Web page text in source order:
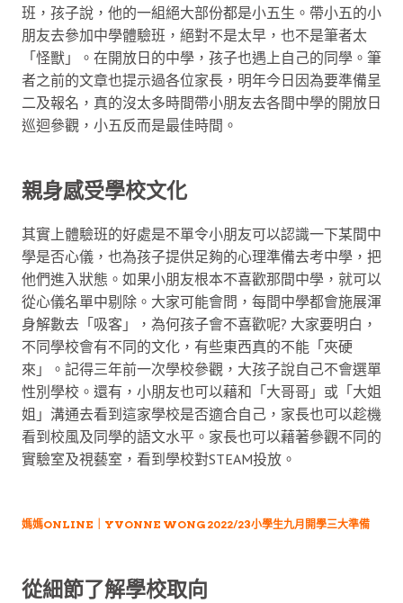
班，孩子說，他的一組絕大部份都是小五生。帶小五的小
朋友去參加中學體驗班，絕對不是太早，也不是筆者太
「怪獸」。在開放日的中學，孩子也遇上自己的同學。筆
者之前的文章也提示過各位家長，明年今日因為要準備呈
二及報名，真的沒太多時間帶小朋友去各間中學的開放日
巡迴參觀，小五反而是最佳時間。
親身感受學校文化
其實上體驗班的好處是不單令小朋友可以認識一下某間中
學是否心儀，也為孩子提供足夠的心理準備去考中學，把
他們進入狀態。如果小朋友根本不喜歡那間中學，就可以
從心儀名單中剔除。大家可能會問，每間中學都會施展渾
身解數去「吸客」，為何孩子會不喜歡呢? 大家要明白，
不同學校會有不同的文化，有些東西真的不能「夾硬
來」。記得三年前一次學校參觀，大孩子說自己不會選單
性別學校。還有，小朋友也可以藉和「大哥哥」或「大姐
姐」溝通去看到這家學校是否適合自己，家長也可以趁機
看到校風及同學的語文水平。家長也可以藉著參觀不同的
實驗室及視藝室，看到學校對STEAM投放。
媽媽ONLINE｜YVONNE WONG 2022/23小學生九月開學三大準備
從細節了解學校取向